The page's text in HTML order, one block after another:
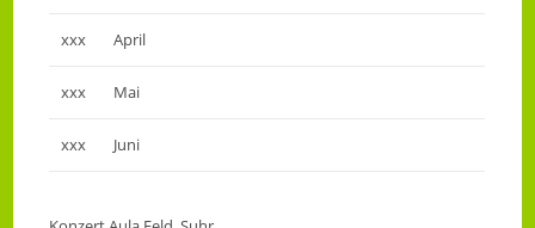
xxx April
xxx Mai
xxx Juni